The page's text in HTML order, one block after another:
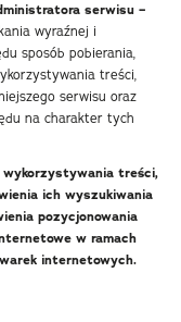
serwisu –
wyraźnej i
sposób pobierania,
treści,
serwisu oraz
na charakter tych
wykorzystywania treści,
ich wyszukiwania
pozycjonowania
w ramach
internetowych.